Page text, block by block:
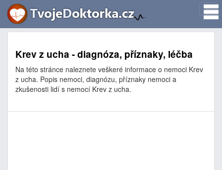
Krev z ucha - diagnóza, příznaky, léčba
Na této stránce naleznete veškeré informace o nemoci Krev
z ucha. Popis nemoci, diagnózu, příznaky nemoci a
zkušenosti lidí s nemocí Krev z ucha.